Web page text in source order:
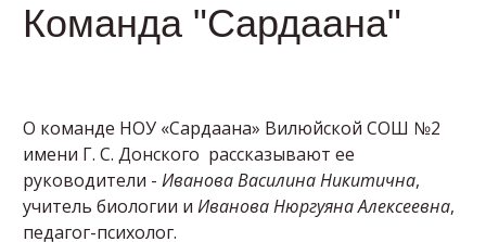
Команда "Сардаана"
О команде НОУ «Сардаана» Вилюйской СОШ №2
имени Г. С. Донского рассказывают ее
руководители - Иванова Василина Никитична,
учитель биологии и Иванова Нюргуяна Алексеевна,
педагог-психолог.